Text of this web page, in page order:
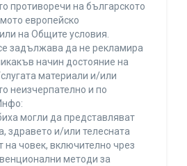
противоречи на българското
европейско
на Общите условия.
задължава да не рекламира
начин достояние на
материали и/или
неизчерпателно и по
могли да представляват
здравето и/или телесната
на човек, включително чрез
методи за